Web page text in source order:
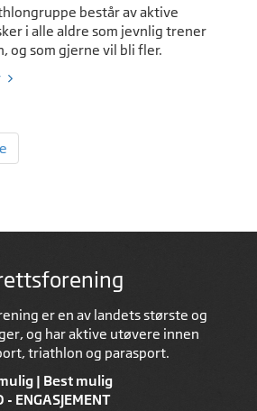
består av aktive
i alle aldre som jevnlig trener
og som gjerne vil bli fler.
er en av landets største og
og har aktive utøvere innen
triathlon og parasport.
| Best mulig
- ENGASJEMENT